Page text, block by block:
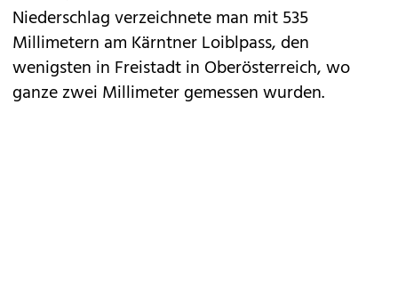
Niederschlag verzeichnete man mit 535
Millimetern am Kärntner Loiblpass, den
wenigsten in Freistadt in Oberösterreich, wo
ganze zwei Millimeter gemessen wurden.